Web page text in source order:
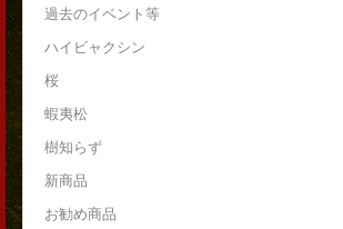
過去のイベント等
ハイビャクシン
桜
蝦夷松
樹知らず
新商品
お勧め商品